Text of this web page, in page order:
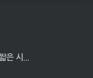
은 시...